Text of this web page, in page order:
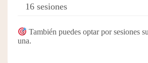
16 sesiones
También puedes optar por sesiones
una.